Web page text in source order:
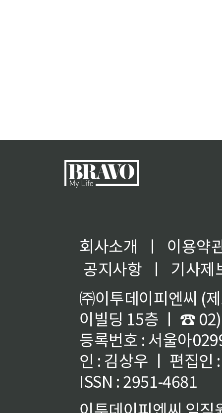
회사소개 ㅣ
이용약
공지사항
ㅣ
기사제
㈜이투데이피엔씨 (
이빌딩 15층 ㅣ ☎
등록번호 : 서울아
인 : 김상우 ㅣ 편집인
ISSN : 2951-4681